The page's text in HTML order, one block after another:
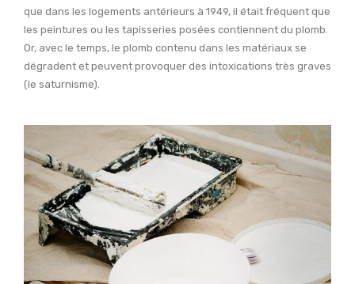
que dans les logements antérieurs à 1949, il était fréquent que
les peintures ou les tapisseries posées contiennent du plomb.
Or, avec le temps, le plomb contenu dans les matériaux se
dégradent et peuvent provoquer des intoxications très graves
(le saturnisme).